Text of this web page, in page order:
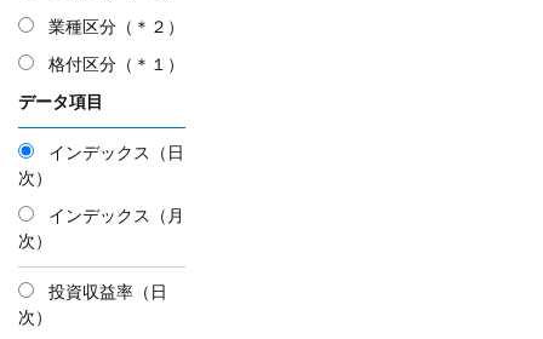
業種区分（＊２）
格付区分（＊１）
データ項目
インデックス（日
次）
インデックス（月
次）
投資収益率（日
次）